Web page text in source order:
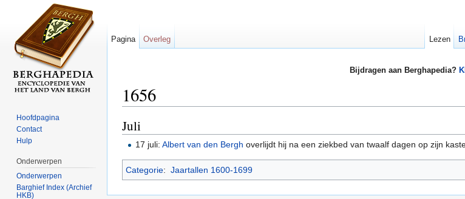
Bijdragen aan Berghapedia?
1656
Juli
17 juli:Albert van den Bergh overlijdt hij na een ziekbed van twaalf dagen op zijn
Categorie: Jaartallen 1600-1699
Pagina Overleg Lezen
Hoofdpagina
Contact
Hulp
Onderwerpen
Onderwerpen
Barghief Index (Archief
HKB)